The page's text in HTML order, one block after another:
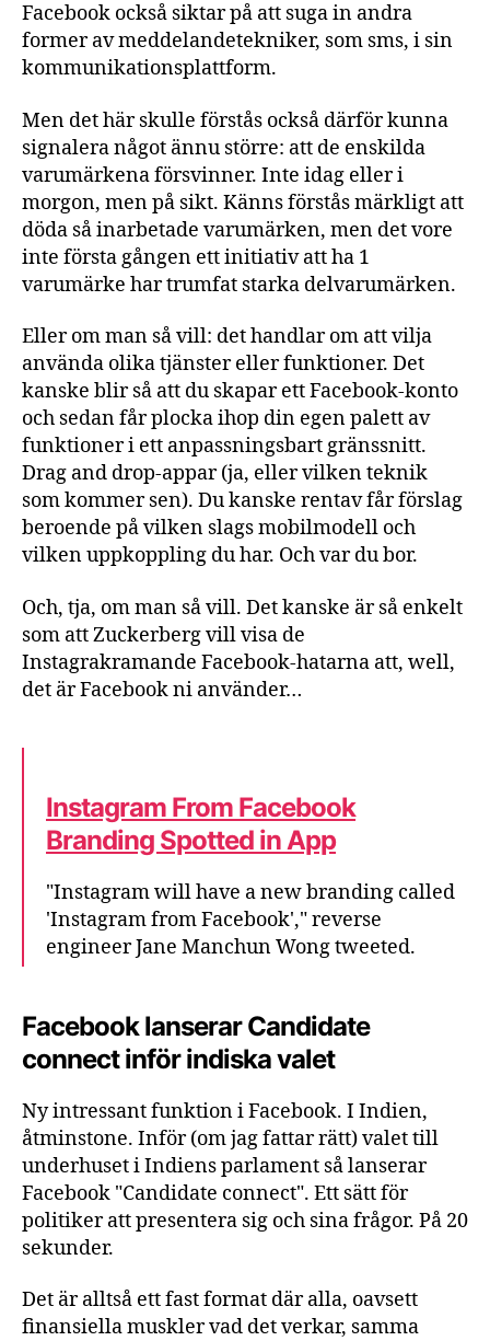
Facebook också siktar på att suga in andra
former av meddelandetekniker, som sms, i sin
kommunikationsplattform.
Men det här skulle förstås också därför kunna
signalera något ännu större: att de enskilda
varumärkena försvinner. Inte idag eller i
morgon, men på sikt. Känns förstås märkligt att
döda så inarbetade varumärken, men det vore
inte första gången ett initiativ att ha 1
varumärke har trumfat starka delvarumärken.
Eller om man så vill: det handlar om att vilja
använda olika tjänster eller funktioner. Det
kanske blir så att du skapar ett Facebook-konto
och sedan får plocka ihop din egen palett av
funktioner i ett anpassningsbart gränssnitt.
Drag and drop-appar (ja, eller vilken teknik
som kommer sen). Du kanske rentav får förslag
beroende på vilken slags mobilmodell och
vilken uppkoppling du har. Och var du bor.
Och, tja, om man så vill. Det kanske är så enkelt
som att Zuckerberg vill visa de
Instagrakramande Facebook-hatarna att, well,
det är Facebook ni använder…
Instagram From Facebook
Branding Spotted in App
"Instagram will have a new branding called
'Instagram from Facebook'," reverse
engineer Jane Manchun Wong tweeted.
Facebook lanserar Candidate
connect inför indiska valet
Ny intressant funktion i Facebook. I Indien,
åtminstone. Inför (om jag fattar rätt) valet till
underhuset i Indiens parlament så lanserar
Facebook "Candidate connect". Ett sätt för
politiker att presentera sig och sina frågor. På 20
sekunder.
Det är alltså ett fast format där alla, oavsett
finansiella muskler vad det verkar, samma